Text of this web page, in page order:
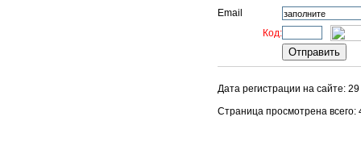
Email
Код:
Дата регистрации на сайте:
Страница просмотрена всего: